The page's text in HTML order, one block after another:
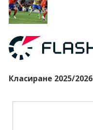
Класиране 2025/2026